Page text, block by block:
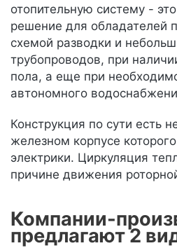
отопительную систему -
решение для обладателей
схемой разводки и
трубопроводов, при
пола, а еще при
автономного
Конструкция по сути есть
железном корпусе
электрики. Циркуляция
причине движения
Компании-
предлагают 2